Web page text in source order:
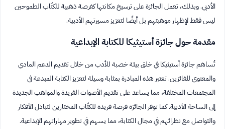
الأدبي. وبذلك، تعمل الجائزة على ترسيخ مكانتها كفرصة ذهبية للكتّاب الطموحين
ليس فقط لإظهار موهبتهم بل أيضًا لتعزيز مسيرتهم الأدبية.
مقدمة حول جائزة أستيثيكا للكتابة الإبداعية
تُساهم جائزة أستيثيكا في خلق بيئة خصبة للأدب من خلال تقديم الدعم المادي
والمعنوي للفائزين. تعتبر هذه المبادرة بمثابة وسيلة لتعزيز الكتابة المبدعة في
المجتمعات المختلفة، مما يساعد على تقديم الأصوات الفريدة والمواهب الجديدة
إلى الساحة الأدبية. كما توفر الجائزة فرصة فريدة للكتّاب المختارين لتبادل الأفكار
والتواصل مع نظرائهم في مجال الكتابة، مما يسهم في تطوير مهاراتهم الإبداعية.